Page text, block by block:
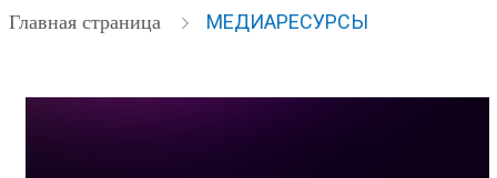
Главная страница МЕДИАРЕСУРСЫ